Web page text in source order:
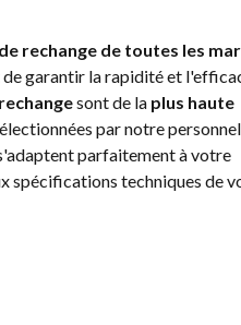
rechange de toutes les
de garantir la rapidité et
sont de la plus haute
par notre personnel
parfaitement à votre
spécifications techniques de